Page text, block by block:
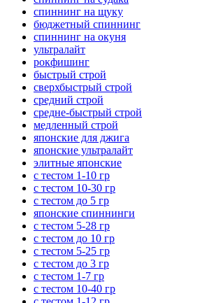
спиннинг на щуку
бюджетный спиннинг
спиннинг на окуня
ультралайт
рокфишинг
быстрый строй
сверхбыстрый строй
средний строй
средне-быстрый строй
медленный строй
японские для джига
японские ультралайт
элитные японские
с тестом 1-10 гр
с тестом 10-30 гр
с тестом до 5 гр
японские спиннинги
с тестом 5-28 гр
с тестом до 10 гр
с тестом 5-25 гр
с тестом до 3 гр
с тестом 1-7 гр
с тестом 10-40 гр